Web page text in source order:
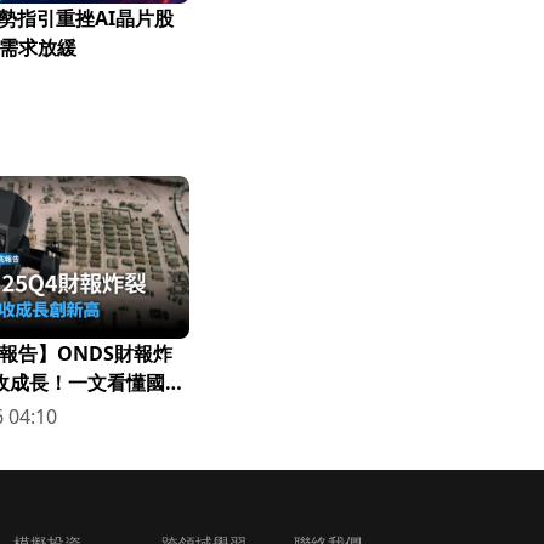
指引重挫AI晶片股
求放緩
告】ONDS財報炸
成長！一文看懂國防
04:10